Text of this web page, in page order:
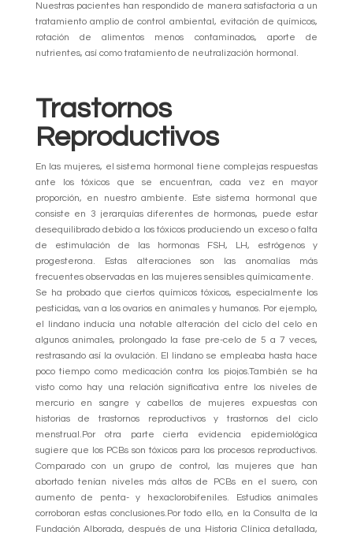
Nuestras pacientes han respondido de manera satisfactoria a un
tratamiento amplio de control ambiental, evitación de químicos,
rotación de alimentos menos contaminados, aporte de
nutrientes, así como tratamiento de neutralización hormonal.
Trastornos
Reproductivos
En las mujeres, el sistema hormonal tiene complejas respuestas
ante los tóxicos que se encuentran, cada vez en mayor
proporción, en nuestro ambiente. Este sistema hormonal que
consiste en 3 jerarquías diferentes de hormonas, puede estar
desequilibrado debido a los tóxicos produciendo un exceso o falta
de estimulación de las hormonas FSH, LH, estrógenos y
progesterona. Estas alteraciones son las anomalías más
frecuentes observadas en las mujeres sensibles químicamente.
Se ha probado que ciertos químicos tóxicos, especialmente los
pesticidas, van a los ovarios en animales y humanos. Por ejemplo,
el lindano inducía una notable alteración del ciclo del celo en
algunos animales, prolongado la fase pre-celo de 5 a 7 veces,
restrasando así la ovulación. El lindano se empleaba hasta hace
poco tiempo como medicación contra los piojos.También se ha
visto como hay una relación significativa entre los niveles de
mercurio en sangre y cabellos de mujeres expuestas con
historias de trastornos reproductivos y trastornos del ciclo
menstrual.Por otra parte cierta evidencia epidemiológica
sugiere que los PCBs son tóxicos para los procesos reproductivos.
Comparado con un grupo de control, las mujeres que han
abortado tenían niveles más altos de PCBs en el suero, con
aumento de penta- y hexaclorobifeniles. Estudios animales
corroboran estas conclusiones.Por todo ello, en la Consulta de la
Fundación Alborada, después de una Historia Clínica detallada,